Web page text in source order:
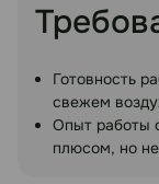
Готовность
свежем
Опыт работы
плюсом, но